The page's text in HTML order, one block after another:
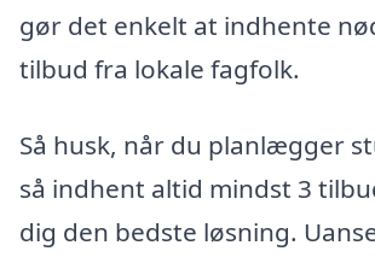
gør det enkelt at indhente
tilbud fra lokale fagfolk.
Så husk, når du planlægger
så indhent altid mindst 3
dig den bedste løsning.